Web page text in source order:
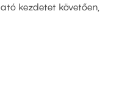
kezdetet követően,